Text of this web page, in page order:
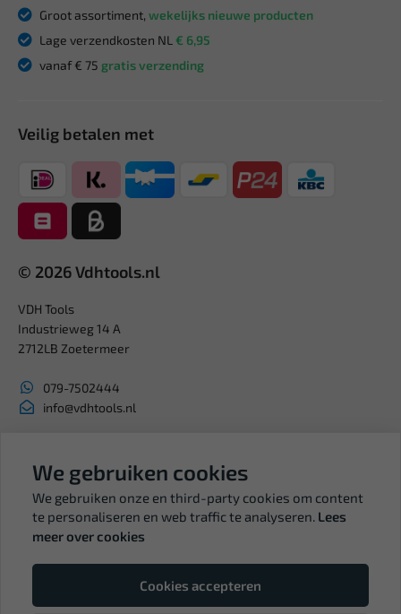
Groot assortiment, wekelijks nieuwe producten
Lage verzendkosten NL € 6,95
vanaf € 75 gratis verzending
Veilig betalen met
© 2026 Vdhtools.nl
VDH Tools
Industrieweg 14 A
2712LB Zoetermeer
079-7502444
info@vdhtools.nl
BTW: NL819958657B01
We gebruiken cookies
We gebruiken onze en third-party cookies om content
te personaliseren en web traffic te analyseren. Lees
meer over cookies
Cookies accepteren